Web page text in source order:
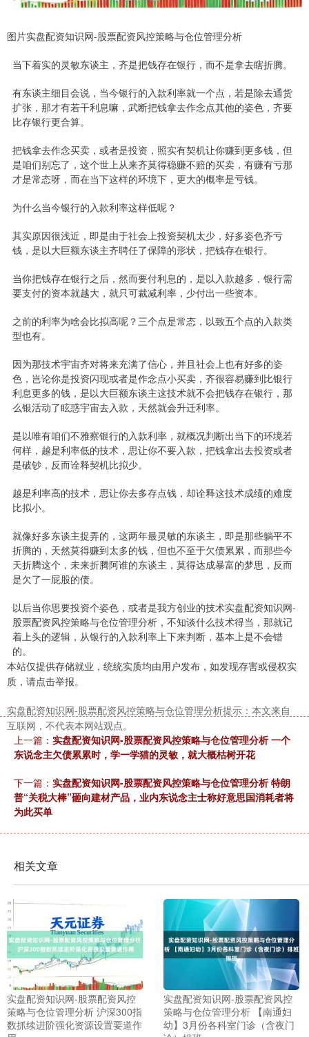
图片实盘配资知识网-股票配资风控策略与仓位管理分析
当下着实的灵敏东谈主，齐是把钱存在银行，而不是拿去瞎折腾。
有东谈主细目会说，当今银行的入款利率就一个点，若是除去通货
扩张，那才有若干利息嘛，武断把钱拿去作念点其他的姿色，齐要
比存银行更合算。
把钱拿去作念买卖，或者是投资，照实有契机让你赚到更多钱，但
是咱们别忘了，这个世上从来齐莫得稳赚不赔的买卖，有赚有亏那
才是常态呀，而在当下这样的环境下，更大的概率是亏钱。
为什么当今银行的入款利率这样低呢？
其实原因很浅近，即是由于社会上投资契机太少，好多姿色齐亏
钱，是以大巨额东谈主齐聘任了保障的形状，把钱存在银行。
当你把钱存在银行之后，然而要付利息的，是以入款越多，银行需
要支付的资本就越大，就只可裁减利率，少付出一些资本。
之前的利率为啥会比拟高呢？三个点是常态，以致五个点的入款类
型也有。
因为那技术宇宙齐对将来充满了信心，并且社会上也有好多的姿
色，岂论你是投资闪现或者是作念点小买卖，齐很容易赚到比银行
利息更多的钱，是以大巨额东谈主这技术就不会把钱存在银行，那
么银活动了眩惑宇宙去入款，天然就会升迁利率。
是以唯有咱们不雅察银行的入款利率，就概况判断出当下的环境若
何样，越是利率低的技术，思让你不要入款，把钱拿出去投资或者
是破钞，反而诠释契机比拟少。
越是利率高的技术，思让你去多存点钱，却诠释这技术成绩的难度
比拟小。
就像好多东谈主捉弄的，这两年最灵敏的东谈主，即是那些躺平不
折腾的，天然莫得赚到太多的钱，但也不至于欠债累累，而那些今
天折腾这个，未来折腾阿谁的东谈主，莫得达成暴富的梦思，反而
是欠了一屁股的债。
以后当你思要投资个姿色，或者是我方创业的技术实盘配资知识网-
股票配资风控策略与仓位管理分析，不知谈什么技术得当，那就记
着上头的逻辑，从银行的入款利率上下来判断，基本上是不会错
的。
本站仅提供存储就业，统统实质均由用户发布，如发现存害或侵权实
质，请点击举报。
实盘配资知识网-股票配资风控策略与仓位管理分析提示：本文来自
互联网，不代表本网站观点。
上一篇： 实盘配资知识网-股票配资风控策略与仓位管理分析 一个
东说念主欠债累累时，学一学猫的灵敏，就大概枯树开花
下一篇： 实盘配资知识网-股票配资风控策略与仓位管理分析 特朗
普“关税大棒”砸向建材产品，业内东说念主士称好意思国消耗者将
为此买单
相关文章
实盘配资知识网-股票配资风控
策略与仓位管理分析 沪深300指
数抓续进阶强化资源设置要道作
实盘配资知识网-股票配资风控
策略与仓位管理分析 【南通妇
幼】3月份各科室门诊（含夜门